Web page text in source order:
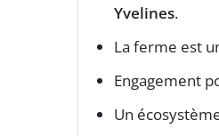
Yvelines.
La ferme est
Engagement
Un